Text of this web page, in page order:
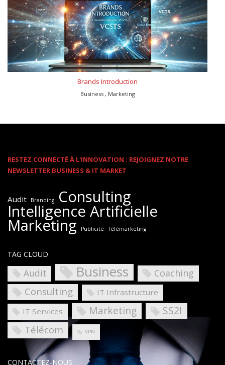
Brands Introduction
Business , Marketing
RESTEZ CONNECTÉ À L'INNOVATION : REJOIGNEZ NOTRE
NEWSLETTER BUSINESS & IT MARKET
Audit Branding Consulting
Intelligence Artificielle
Marketing Publicité Télémarketing
TAG CLOUD
Audit Business Coaching
Consulting
IT Infrastructure
IT Services
Marketing SS2I
Télécom VPN
CONTACTEZ-NOUS